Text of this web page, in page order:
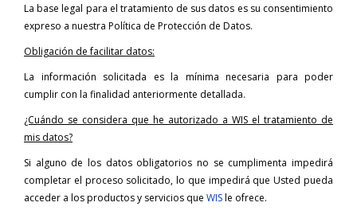
La base legal para el tratamiento de sus datos es su consentimiento
expreso a nuestra Política de Protección de Datos.
Obligación de facilitar datos:
La información solicitada es la mínima necesaria para poder
cumplir con la finalidad anteriormente detallada.
¿Cuándo se considera que he autorizado a WIS el tratamiento de
mis datos?
Si alguno de los datos obligatorios no se cumplimenta impedirá
completar el proceso solicitado, lo que impedirá que Usted pueda
acceder a los productos y servicios que WISle ofrece.